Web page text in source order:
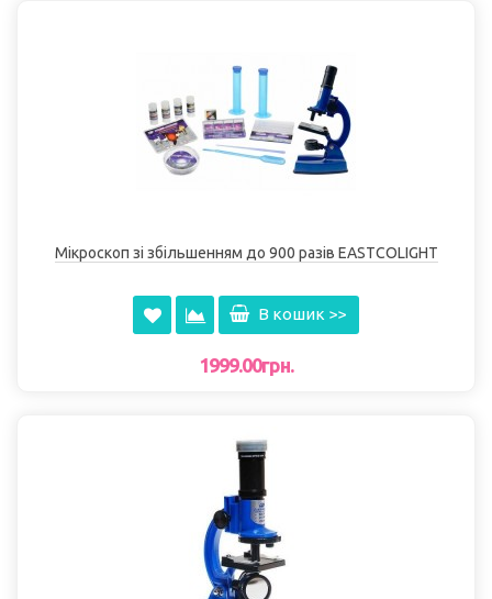
Мікроскоп зі збільшенням до 900 разів EASTCOLІGHT
В кошик >>
1999.00грн.